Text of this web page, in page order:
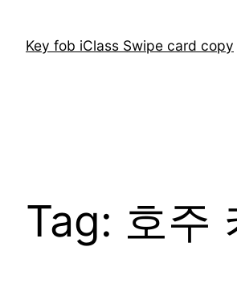
contentKey fob iClass Swipe card copy
Tag: 호주